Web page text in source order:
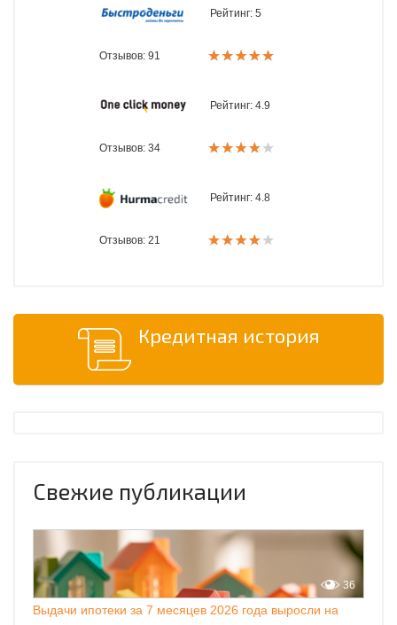
Рейтинг: 5
Отзывов: 91
Рейтинг: 4.9
Отзывов: 34
Рейтинг: 4.8
Отзывов: 21
Кредитная история
Свежие публикации
Выдачи ипотеки за 7 месяцев 2026 года выросли на
36